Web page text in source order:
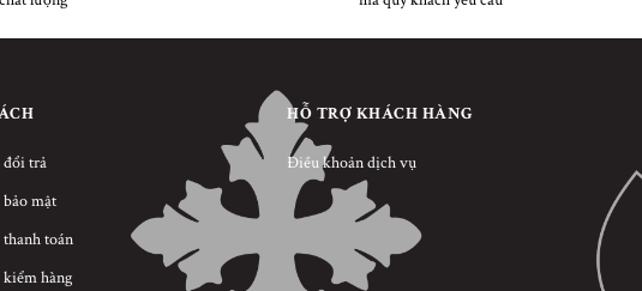
đổi trả
mật
toán
hàng
HỖ TRỢ KHÁCH HÀNG
Điều khoản dịch vụ